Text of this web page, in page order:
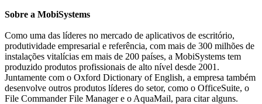
Sobre a MobiSystems
Como uma das líderes no mercado de aplicativos de escritório,
produtividade empresarial e referência, com mais de 300 milhões de
instalações vitalícias em mais de 200 países, a MobiSystems tem
produzido produtos profissionais de alto nível desde 2001.
Juntamente com o Oxford Dictionary of English, a empresa também
desenvolve outros produtos líderes do setor, como o OfficeSuite, o
File Commander File Manager e o AquaMail, para citar alguns.